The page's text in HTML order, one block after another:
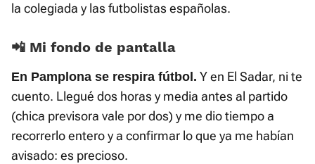
la colegiada y las futbolistas españolas.
📲 Mi fondo de pantalla
En Pamplona se respira fútbol. Y en El Sadar, ni te
cuento. Llegué dos horas y media antes al partido
(chica previsora vale por dos) y me dio tiempo a
recorrerlo entero y a confirmar lo que ya me habían
avisado: es precioso.